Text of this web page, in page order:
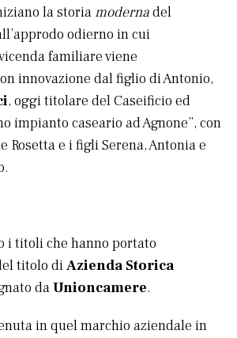
la storiamodernadel
odierno in cui
familiare viene
innovazione dal figlio di Antonio,
, oggi titolare del Caseificio ed
impianto caseario ad Agnone”, con
Rosetta e i figli Serena, Antonia e
i titoli che hanno portato
titolo diAzienda Storica
daUnioncamere.
in quel marchio aziendale in